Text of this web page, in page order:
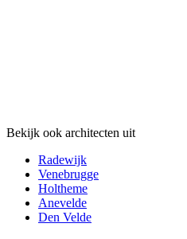
Bekijk ook architecten uit
Radewijk
Venebrugge
Holtheme
Anevelde
Den Velde